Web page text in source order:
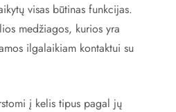
visas būtinas funkcijas.
medžiagos, kurios yra
ilgalaikiam kontaktui su
į kelis tipus pagal jų